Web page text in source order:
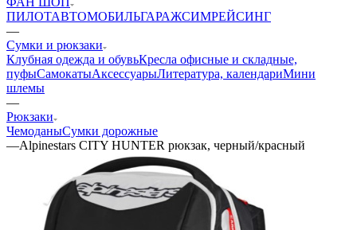
ПИЛОТАВТОМОБИЛЬГАРАЖСИМРЕЙСИНГ
—
Сумки и рюкзаки
Клубная одежда и обувьКресла офисные и складные,
пуфыСамокатыАксессуарыЛитература, календариМини
шлемы
—
Рюкзаки
ЧемоданыСумки дорожные
—Alpinestars CITY HUNTER рюкзак, черный/красный